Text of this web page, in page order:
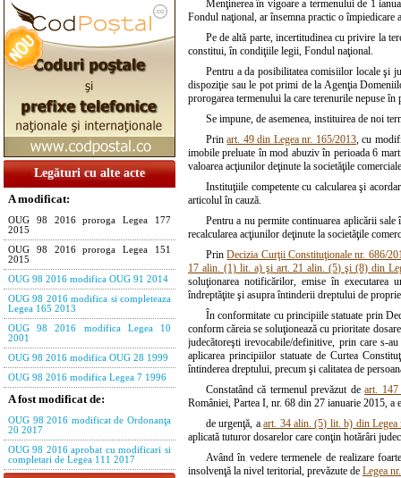
Legături cu alte acte
A modificat:
OUG 98 2016 proroga Legea 177
2015
OUG 98 2016 proroga Legea 151
2015
OUG 98 2016 modifica OUG 91 2014
OUG 98 2016 modifica si completeaza
Legea 165 2013
OUG 98 2016 modifica Legea 10
2001
OUG 98 2016 modifica OUG 28 1999
OUG 98 2016 modifica Legea 7 1996
A fost modificat de:
OUG 98 2016 modificat de Ordonanţa
20 2017
OUG 98 2016 aprobat cu modificari si
completari de Legea 111 2017
Menţinerea în vigoare a termenului de 1
Fondul naţional, ar însemna practic o
Pe de altă parte, incertitudinea cu privire la
constitui, în condiţiile legii, Fondul naţional.
Pentru a da posibilitatea comisiilor locale şi
dispoziţie sau le pot primi de la Agenţia
prorogarea termenului la care terenurile nepuse
Se impune, de asemenea, instituirea de noi
Prinart. 49 din Legea nr. 165/2013, cu
imobile preluate în mod abuziv în perioada 6
valoarea acţiunilor deţinute la societăţile
Instituţiile competente cu calcularea şi
articolul în cauză.
Pentru a nu permite continuarea aplicării
recalcularea acţiunilor deţinute la societăţile
PrinDecizia Curţii Constituţionale nr. 686/
17 alin. (1) lit. a) şi art. 21 alin. (5) şi (8) din
soluţionarea notificărilor, emise în executarea
îndreptăţite şi asupra întinderii dreptului de
În conformitate cu principiile statuate prin
conform căreia se soluţionează cu prioritate
judecătoreşti irevocabile/definitive, prin care s-
aplicarea principiilor statuate de Curtea
întinderea dreptului, precum şi calitatea de
Constatând că termenul prevăzut deart.
României, Partea I, nr. 68 din 27 ianuarie 2015,
de urgenţă, aart. 34 alin. (5) lit. b) din Legea
aplicată tuturor dosarelor care conţin hotărâri
Având în vedere termenele de realizare
insolvenţă la nivel teritorial, prevăzute de Legea